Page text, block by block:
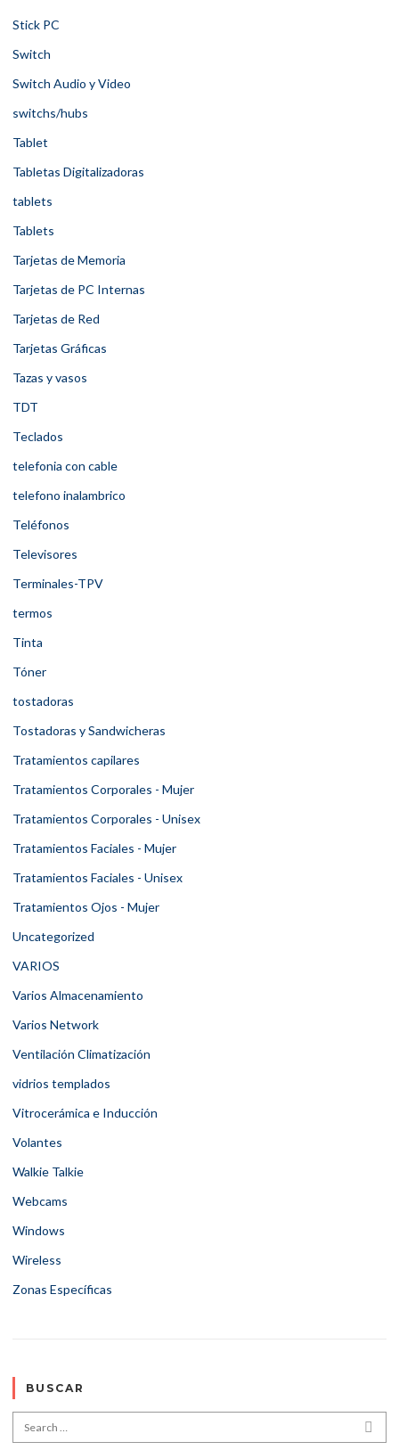
Stick PC
Switch
Switch Audio y Video
switchs/hubs
Tablet
Tabletas Digitalizadoras
tablets
Tablets
Tarjetas de Memoria
Tarjetas de PC Internas
Tarjetas de Red
Tarjetas Gráficas
Tazas y vasos
TDT
Teclados
telefonia con cable
telefono inalambrico
Teléfonos
Televisores
Terminales-TPV
termos
Tinta
Tóner
tostadoras
Tostadoras y Sandwicheras
Tratamientos capilares
Tratamientos Corporales - Mujer
Tratamientos Corporales - Unisex
Tratamientos Faciales - Mujer
Tratamientos Faciales - Unisex
Tratamientos Ojos - Mujer
Uncategorized
VARIOS
Varios Almacenamiento
Varios Network
Ventilación Climatización
vidrios templados
Vitrocerámica e Inducción
Volantes
Walkie Talkie
Webcams
Windows
Wireless
Zonas Específicas
BUSCAR
Search for: